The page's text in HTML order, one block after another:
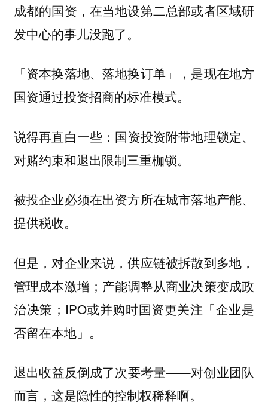
成都的国资，在当地设第二总部或者区域研
发中心的事儿没跑了。
「资本换落地、落地换订单」，是现在地方
国资通过投资招商的标准模式。
说得再直白一些： 国资投资附带地理锁定、
对赌约束和退出限制三重枷锁。
被投企业必须在出资方所在城市落地产能、
提供税收。
但是，对企业来说，供应链被拆散到多地，
管理成本激增；产能调整从商业决策变成政
治决策；IPO或并购时国资更关注「企业是
否留在本地」。
退出收益反倒成了次要考量——对创业团队
而言，这是隐性的控制权稀释啊。